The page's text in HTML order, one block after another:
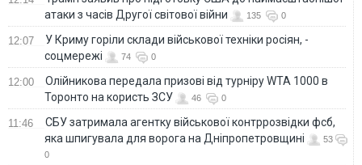
атаки з часів Другої світової війни
135 0
12:07
У Криму горіли склади військової техніки росіян, -
соцмережі
74 0
12:00
Олійникова передала призові від турніру WTA 1000 в
Торонто на користь ЗСУ
46 0
11:46
СБУ затримала агентку військової контррозвідки фсб,
яка шпигувала для ворога на Дніпропетровщині
53
0